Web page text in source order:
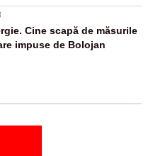
Cine scapă de măsurile
impuse de Bolojan